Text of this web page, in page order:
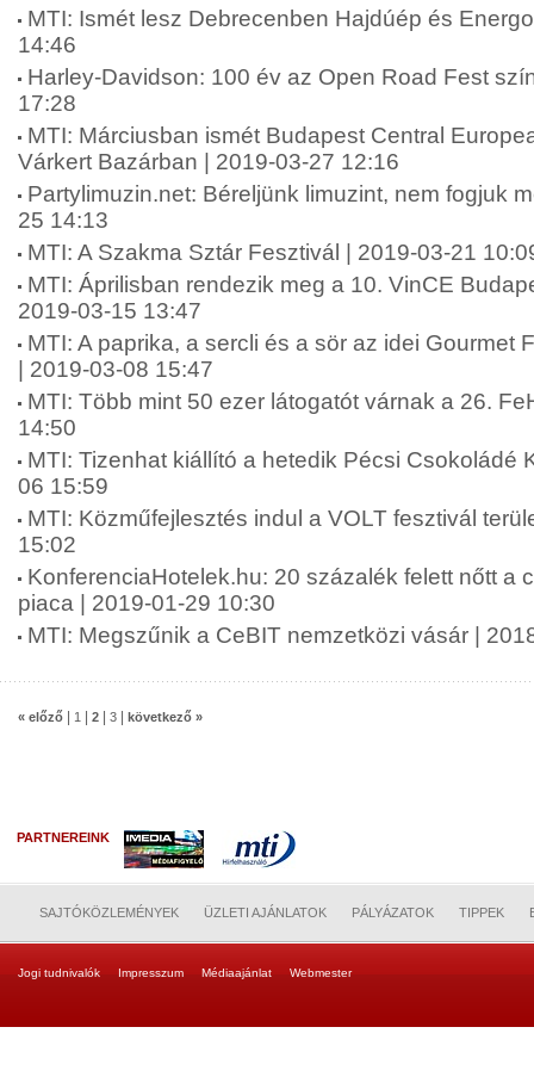
MTI: Ismét lesz Debrecenben Hajdúép és
14:46
Harley-Davidson: 100 év az Open Road Fest
17:28
MTI: Márciusban ismét Budapest Central
Várkert Bazárban | 2019-03-27 12:16
Partylimuzin.net: Béreljünk limuzint, nem fogjuk
25 14:13
MTI: A Szakma Sztár Fesztivál | 2019-03-21
MTI: Áprilisban rendezik meg a 10. VinCE
2019-03-15 13:47
MTI: A paprika, a sercli és a sör az idei Gourmet
| 2019-03-08 15:47
MTI: Több mint 50 ezer látogatót várnak a 26.
14:50
MTI: Tizenhat kiállító a hetedik Pécsi Csokoládé
06 15:59
MTI: Közműfejlesztés indul a VOLT fesztivál
15:02
KonferenciaHotelek.hu: 20 százalék felett nőtt a
piaca | 2019-01-29 10:30
MTI: Megszűnik a CeBIT nemzetközi vásár |
« előző 1 2 3 következő »
PARTNEREINK
SAJTÓKÖZLEMÉNYEK ÜZLETI AJÁNLATOK PÁLYÁZATOK TIPPEK
Jogi tudnivalók Impresszum Médiaajánlat Webmester